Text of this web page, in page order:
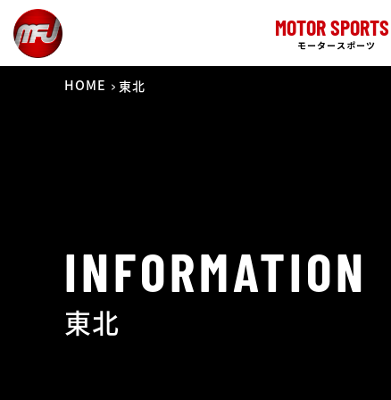
MOTOR SPORTS
モータースポーツ
HOME 東北
INFORMATION
東北